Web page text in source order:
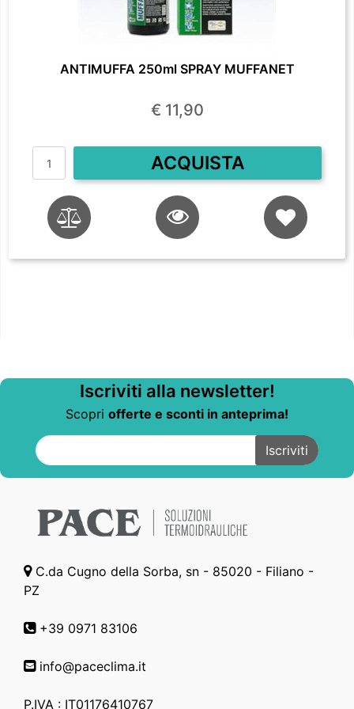
ANTIMUFFA 250ml SPRAY MUFFANET
€ 11,90
Quantità
ACQUISTA
Iscriviti alla newsletter!
Scopri offerte e sconti in anteprima!
C.da Cugno della Sorba, sn - 85020 - Filiano -
PZ
+39 0971 83106
info@paceclima.it
P.IVA : IT01176410767